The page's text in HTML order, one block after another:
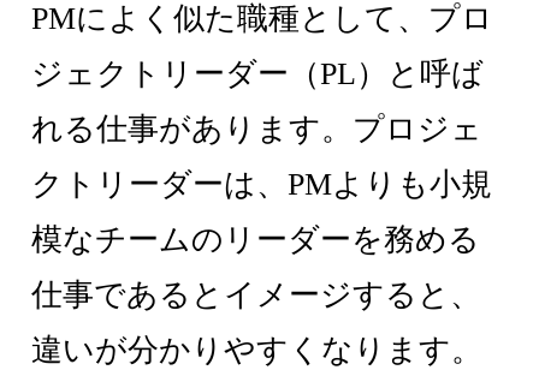
PMによく似た職種として、プロ
ジェクトリーダー（PL）と呼ば
れる仕事があります。プロジェ
クトリーダーは、PMよりも小規
模なチームのリーダーを務める
仕事であるとイメージすると、
違いが分かりやすくなります。